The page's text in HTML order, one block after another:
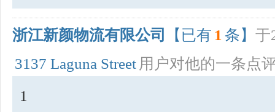
浙江新颜物流有限公司 【已有 1 条】 于
3137 Laguna Street 用户对他的一条点
1